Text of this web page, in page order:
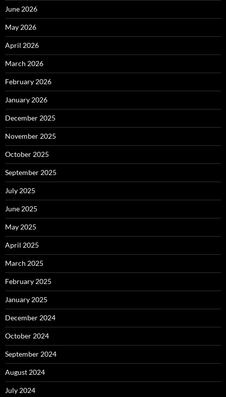
June 2026
May 2026
April 2026
March 2026
February 2026
January 2026
December 2025
November 2025
October 2025
September 2025
July 2025
June 2025
May 2025
April 2025
March 2025
February 2025
January 2025
December 2024
October 2024
September 2024
August 2024
July 2024